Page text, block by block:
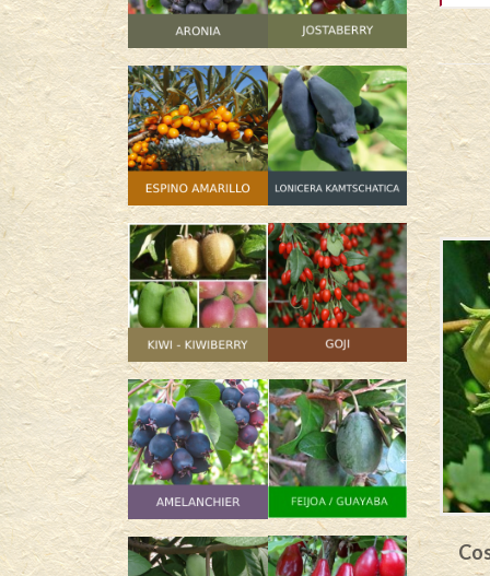
–
Lewis – Corylus avellana